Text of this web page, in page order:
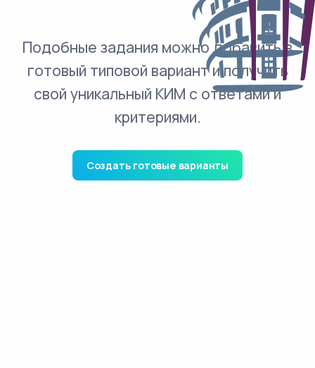
Подобные задания можно добавить в
готовый типовой вариант и получить
свой уникальный КИМ с ответами и
критериями.
Создать готовые варианты